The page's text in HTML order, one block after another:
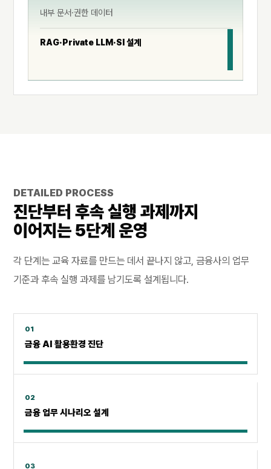
내부 문서·권한 데이터
RAG·Private LLM·SI 설계
DETAILED PROCESS
진단부터 후속 실행 과제까지
이어지는 5단계 운영
각 단계는 교육 자료를 만드는 데서 끝나지 않고, 금융사의 업무
기준과 후속 실행 과제를 남기도록 설계됩니다.
01
금융 AI 활용환경 진단
02
금융 업무 시나리오 설계
03